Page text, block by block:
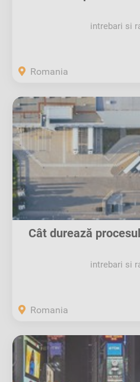
intrebari si
Romania
Cât durează
intrebari si
Romania